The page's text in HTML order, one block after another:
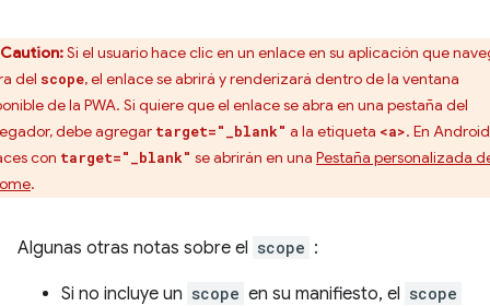
Caution:Si el usuario hace clic en un enlace en su aplicación que
del scope, el enlace se abrirá y renderizará dentro de la ventana
de la PWA. Si quiere que el enlace se abra en una pestaña del
debe agregar target="_blank" a la etiqueta <a>. En
con target="_blank" se abrirán en una Pestaña personalizada
.
Algunas otras notas sobre el scope :
Si no incluye un scope en su manifiesto, el scope